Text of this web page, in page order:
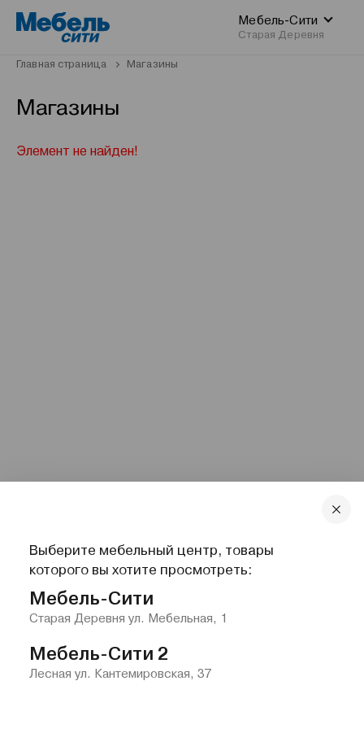
Мебель-Сити
Старая Деревня
Главная страница Магазины
Магазины
Элемент не найден!
Выберите мебельный центр, товары
которого вы хотите просмотреть:
Мебель-Сити
Старая Деревня ул. Мебельная, 1
Мебель-Сити 2
Лесная ул. Кантемировская, 37